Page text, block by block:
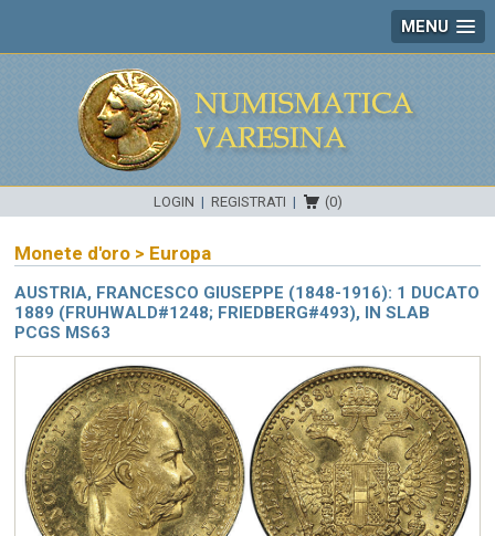
MENU
LOGIN | REGISTRATI | (0)
Monete d'oro > Europa
AUSTRIA, FRANCESCO GIUSEPPE (1848-1916): 1 DUCATO
1889 (FRUHWALD#1248; FRIEDBERG#493), IN SLAB
PCGS MS63